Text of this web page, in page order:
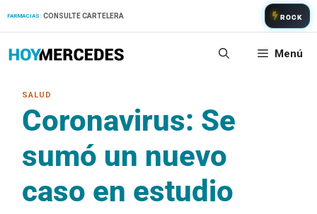
FARMACIAS: CONSULTE CARTELERA ROCK
Menú
Coronavirus: Se
sumó un nuevo
caso en estudio